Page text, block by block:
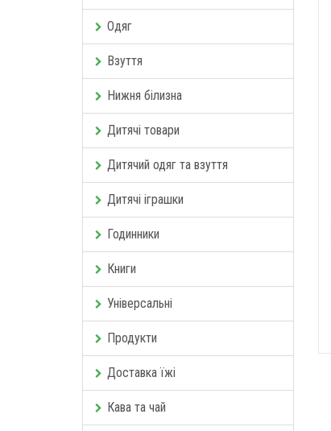
Одяг
Взуття
Нижня білизна
Дитячі товари
Дитячий одяг та взуття
Дитячі іграшки
Годинники
Книги
Універсальні
Продукти
Доставка їжі
Кава та чай